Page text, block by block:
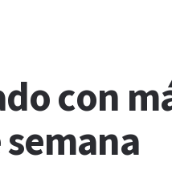
con